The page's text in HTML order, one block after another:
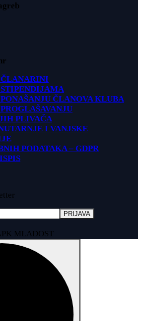
ČLANOVA KLUBA
PLIVAČA
I VANJSKE
PODATAKA – GDPR
MLADOST